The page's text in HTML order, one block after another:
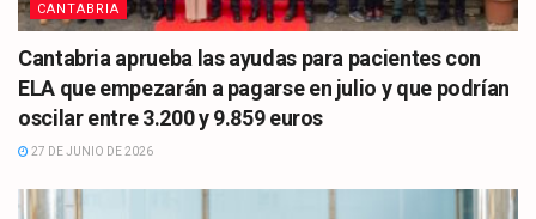
CANTABRIA
Cantabria aprueba las ayudas para pacientes con
ELA que empezarán a pagarse en julio y que podrían
oscilar entre 3.200 y 9.859 euros
27 DE JUNIO DE 2026